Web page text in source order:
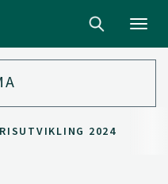
2024